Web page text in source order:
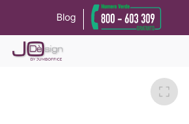
Blog
relative alla privacy